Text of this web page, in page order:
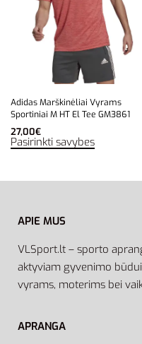
Adidas Marškinėliai Vyrams
Sportiniai M HT El Tee GM3861
27,00€
Pasirinkti savybes
APIE MUS
VLSport.lt – sporto
aktyviam gyvenimo
vyrams, moterims bei
APRANGA